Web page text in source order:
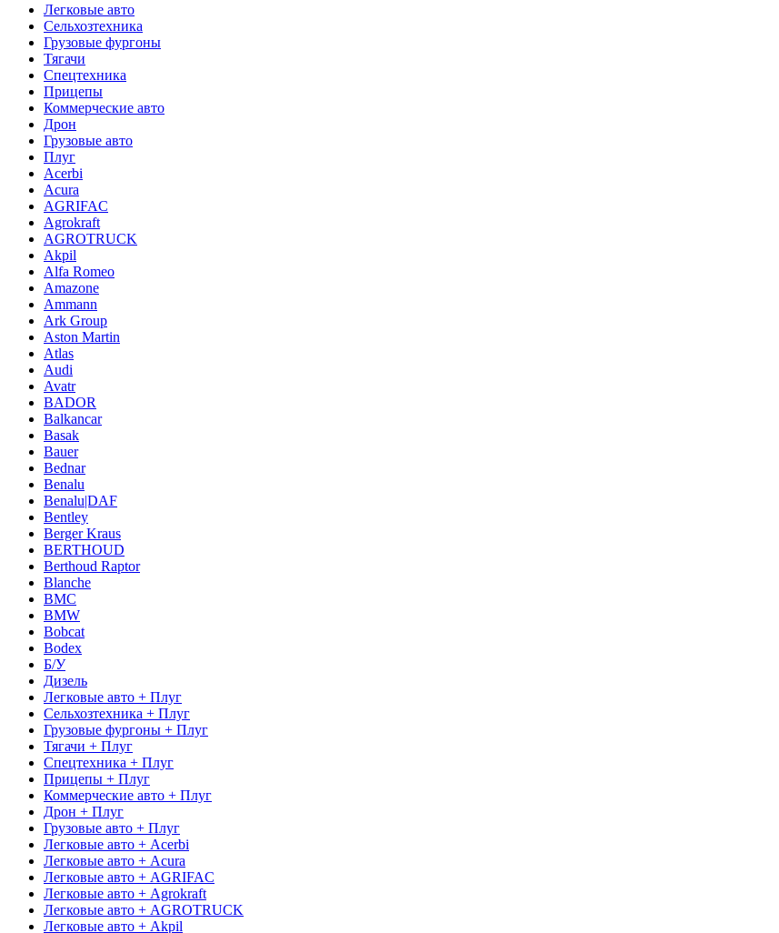
Легковые авто
Сельхозтехника
Грузовые фургоны
Тягачи
Спецтехника
Прицепы
Коммерческие авто
Дрон
Грузовые авто
Плуг
Acerbi
Acura
AGRIFAC
Agrokraft
AGROTRUCK
Akpil
Alfa Romeo
Amazone
Ammann
Ark Group
Aston Martin
Atlas
Audi
Avatr
BADOR
Balkancar
Basak
Bauer
Bednar
Benalu
Benalu|DAF
Bentley
Berger Kraus
BERTHOUD
Berthoud Raptor
Blanche
BMC
BMW
Bobcat
Bodex
Б/У
Дизель
Легковые авто + Плуг
Сельхозтехника + Плуг
Грузовые фургоны + Плуг
Тягачи + Плуг
Спецтехника + Плуг
Прицепы + Плуг
Коммерческие авто + Плуг
Дрон + Плуг
Грузовые авто + Плуг
Легковые авто + Acerbi
Легковые авто + Acura
Легковые авто + AGRIFAC
Легковые авто + Agrokraft
Легковые авто + AGROTRUCK
Легковые авто + Akpil